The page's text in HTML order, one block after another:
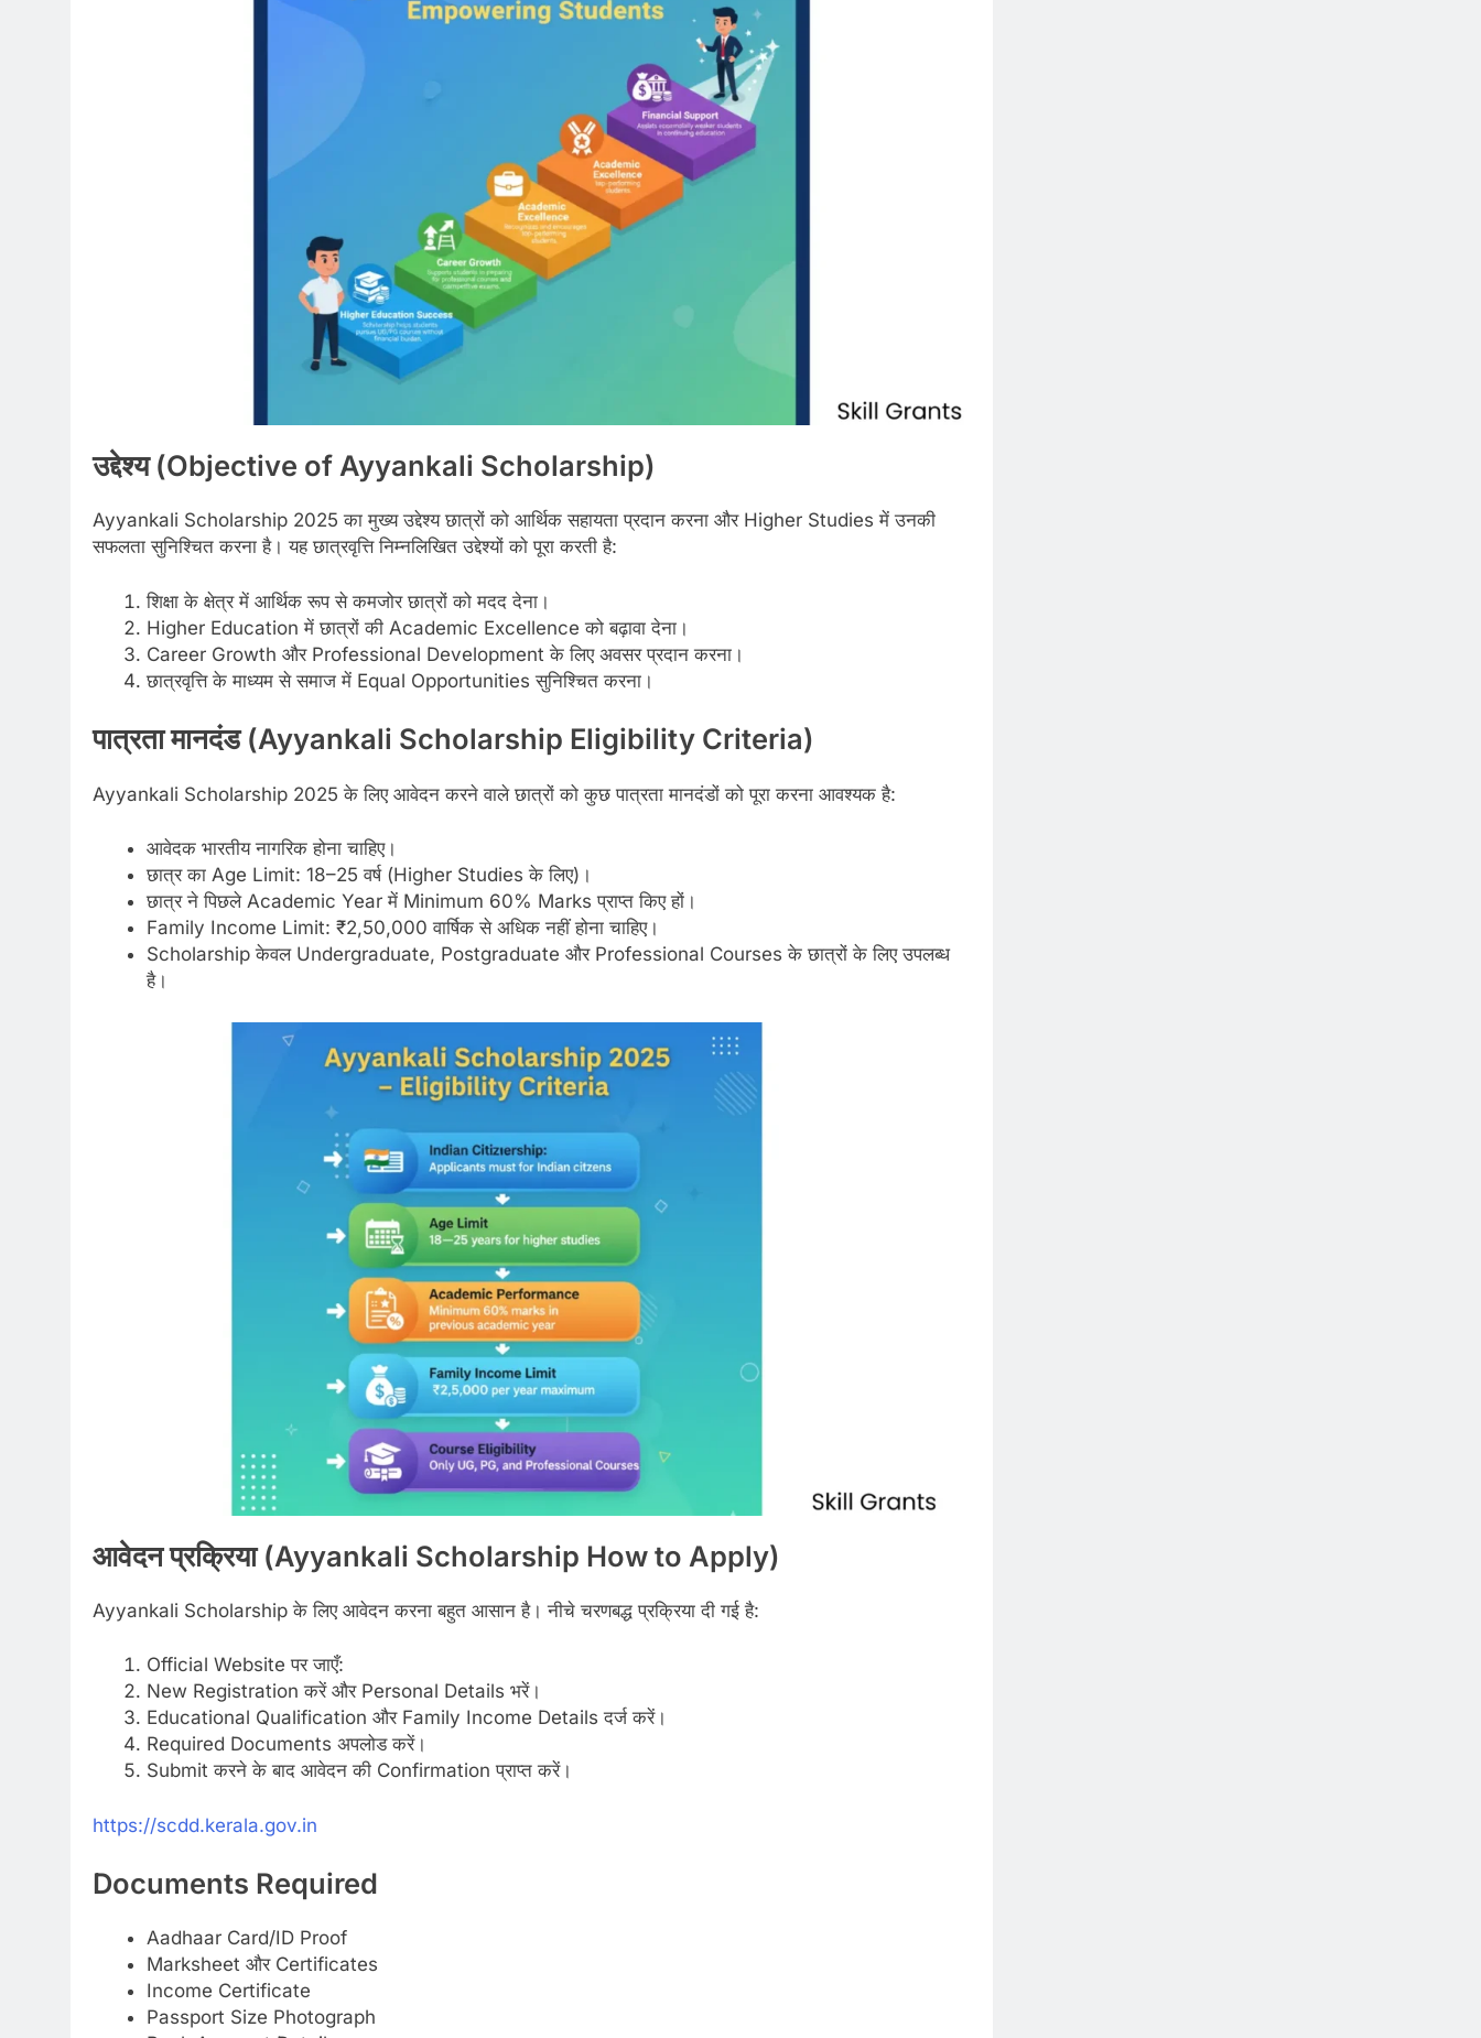
उद्देश्य (Objective ofAyyankali Scholarship)
Ayyankali Scholarship 2025 का मुख्य उद्देश्य छात्रों को आर्थिक सहायता प्रदान करना और Higher Studies में उनकी
सफलता सुनिश्चित करना है। यह छात्रवृत्ति निम्नलिखित उद्देश्यों को पूरा करती है:
शिक्षा के क्षेत्र में आर्थिक रूप से कमजोर छात्रों को मदद देना।
Higher Education में छात्रों की Academic Excellence को बढ़ावा देना।
Career Growth और Professional Development के लिए अवसर प्रदान करना।
छात्रवृत्ति के माध्यम से समाज में Equal Opportunities सुनिश्चित करना।
पात्रता मानदंड (Ayyankali Scholarship Eligibility Criteria)
Ayyankali Scholarship 2025 के लिए आवेदन करने वाले छात्रों को कुछ पात्रता मानदंडों को पूरा करना आवश्यक है:
आवेदक भारतीय नागरिक होना चाहिए।
छात्र का Age Limit: 18–25 वर्ष (Higher Studies के लिए)।
छात्र ने पिछले Academic Year में Minimum 60% Marks प्राप्त किए हों।
Family Income Limit: ₹2,50,000 वार्षिक से अधिक नहीं होना चाहिए।
Scholarship केवल Undergraduate, Postgraduate और Professional Courses के छात्रों के लिए उपलब्ध
है।
आवेदन प्रक्रिया (Ayyankali Scholarship How to Apply)
Ayyankali Scholarship के लिए आवेदन करना बहुत आसान है। नीचे चरणबद्ध प्रक्रिया दी गई है:
Official Website पर जाएँ:
New Registration करें और Personal Details भरें।
Educational Qualification और Family Income Details दर्ज करें।
Required Documents अपलोड करें।
Submit करने के बाद आवेदन की Confirmation प्राप्त करें।
https://scdd.kerala.gov.in
Documents Required
Aadhaar Card/ID Proof
Marksheet और Certificates
Income Certificate
Passport Size Photograph